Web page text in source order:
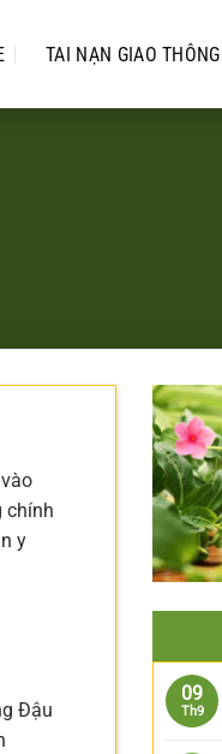
TAI NẠN GIAO THÔNG
chính
y
Đậu
09
Th9